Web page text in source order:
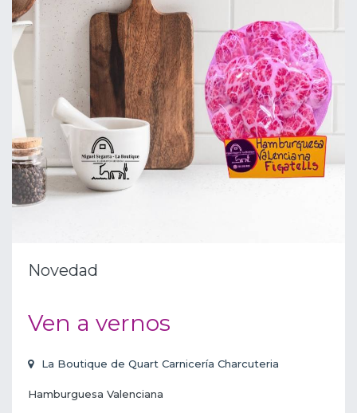
Novedad
Ven a vernos
La Boutique de Quart Carnicería Charcuteria
Hamburguesa Valenciana